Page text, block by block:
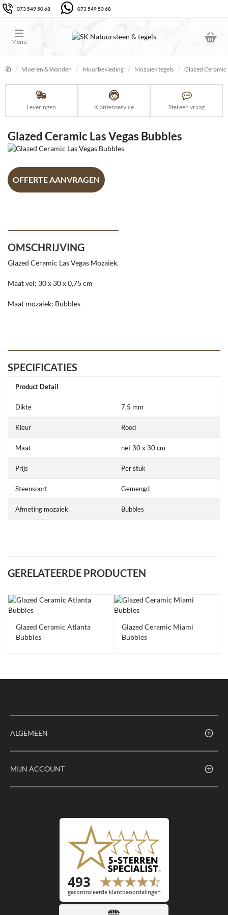
073 549 50 68 073 549 50 68
Vloeren & Wanden Muurbekleding Mozaïek tegels Glazed Ceramic
Leveringen Klantenservice Stel een vraag
Glazed Ceramic Las Vegas Bubbles
OFFERTE AANVRAGEN
OMSCHRIJVING
Glazed Ceramic Las Vegas Mozaiek.
Maat vel: 30 x 30 x 0,75 cm
Maat mozaiek: Bubbles
SPECIFICATIES
Product Detail
Dikte 7,5 mm
Kleur Rood
Maat net 30 x 30 cm
Prijs Per stuk
Steensoort Gemengd
Afmeting mozaiek Bubbles
GERELATEERDE PRODUCTEN
Glazed Ceramic Atlanta
Bubbles
Glazed Ceramic Miami
Bubbles
ALGEMEEN
MIJN ACCOUNT